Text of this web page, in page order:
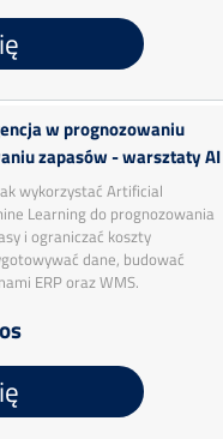
w prognozowaniu
zapasów - warsztaty AI
wykorzystać Artificial
Learning do prognozowania
i ograniczać koszty
dane, budować
ERP oraz WMS.